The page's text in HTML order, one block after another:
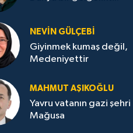
NEVİN GÜLÇEBİ
Giyinmek kumaş değil,
Medeniyettir
MAHMUT AŞIKOĞLU
Yavru vatanın gazi şehri
Mağusa